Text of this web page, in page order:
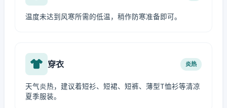
温度未达到风寒所需的低温，稍作防寒准备即可。
穿衣 炎热
天气炎热，建议着短衫、短裙、短裤、薄型T恤衫等清凉
夏季服装。